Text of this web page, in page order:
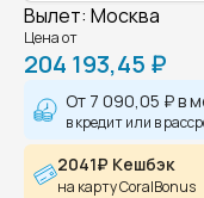
Вылет: Москва
Цена от
204 193,45 ₽
От 7 090,05 ₽в
в кредит или в
2041₽ Кешбэк
на карту CoralBonus